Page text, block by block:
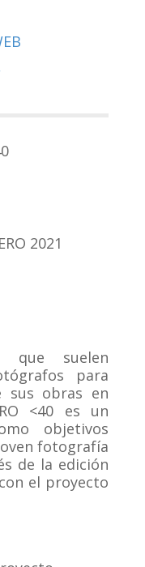
2021
que suelen
para
sus obras en
<40 es un
objetivos
fotografía
de la edición
el proyecto